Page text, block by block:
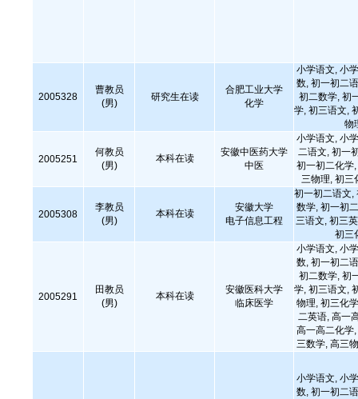
2005328
曹教员
(男)
研究生在读
合肥工业大学
化学
小学语文, 小
数, 初一初二
初二数学, 初
学, 初三语文,
物
2005251
何教员
(男)
本科在读
安徽中医药大学
中医
小学语文, 小
二语文, 初一
初一初二化学
三物理, 初三
2005308
李教员
(男)
本科在读
安徽大学
电子信息工程
初一初二语文,
数学, 初一初
三语文, 初三
初三
2005291
田教员
(男)
本科在读
安徽医科大学
临床医学
小学语文, 小
数, 初一初二
初二数学, 初
学, 初三语文,
物理, 初三化
二英语, 高一
高一高二化学
三数学, 高三
小学语文, 小
数, 初一初二